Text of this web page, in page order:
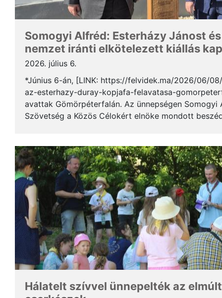
Somogyi Alfréd: Esterházy Jánost
nemzet iránti elkötelezett kiállás
2026. július 6.
*Június 6-án, [LINK: https://felvidek.ma/2026/06/
az-esterhazy-duray-kopjafa-felavatasa-
avattak Gömörpéterfalán. Az ünnepségen
Szövetség a Közös Célokért elnöke mondott
Hálatelt szívvel ünnepelték az